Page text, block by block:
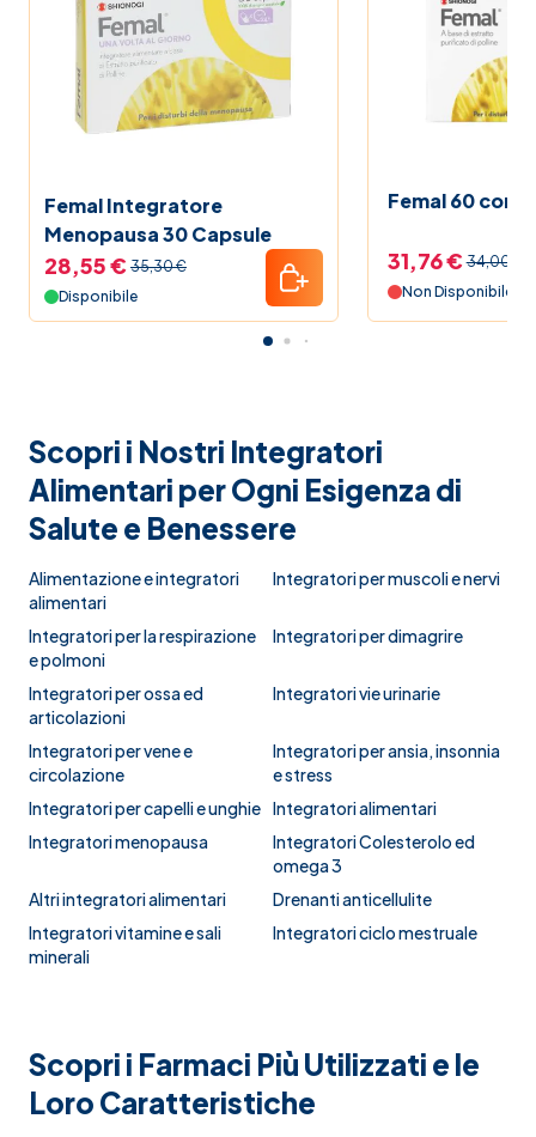
Femal Integratore
Menopausa 30 Capsule
28,55 € 35,30 €
Disponibile
Femal 60
31,76 € 34,00 €
Non Disponibile
Scopri i Nostri Integratori
Alimentari per Ogni Esigenza di
Salute e Benessere
Alimentazione e integratori
alimentari
Integratori per muscoli e nervi
Integratori per la respirazione
e polmoni
Integratori per dimagrire
Integratori per ossa ed
articolazioni
Integratori vie urinarie
Integratori per vene e
circolazione
Integratori per ansia, insonnia
e stress
Integratori per capelli e unghie Integratori alimentari
Integratori menopausa
Integratori Colesterolo ed
omega 3
Altri integratori alimentari
Drenanti anticellulite
Integratori vitamine e sali
minerali
Integratori ciclo mestruale
Scopri i Farmaci Più Utilizzati e le
Loro Caratteristiche